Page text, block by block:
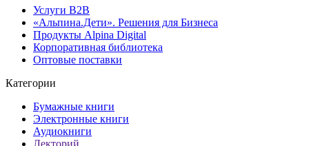
Услуги B2B
«Альпина.Дети». Решения для Бизнеса
Продукты Alpina Digital
Корпоративная библиотека
Оптовые поставки
Категории
Бумажные книги
Электронные книги
Аудиокниги
Лекторий